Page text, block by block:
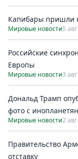
Капибары пришли
Мировые новости5 авг
Российские
Европы
Мировые новости3 авг
Дональд Трамп
фото с
Мировые новости2 авг
Правительство
отставку